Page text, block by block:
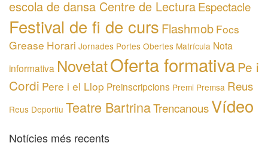
escola de dansa Centre de LecturaEspectacle
Festival de fi de curs Flashmob Focs
Grease Horari Jornades Portes Obertes Matrícula Nota
informativa NovetatOferta formativaPe i
Cordi Pere i el Llop Preinscripcions Premi Premsa Reus
Reus Deportiu Teatre BartrinaTrencanousVídeo
Notícies més recents